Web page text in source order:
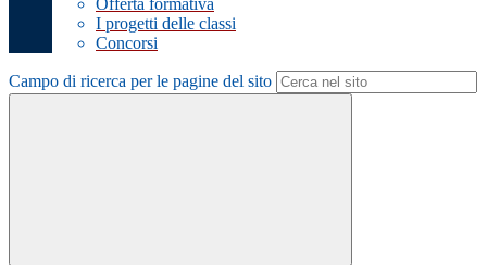
Offerta formativa
I progetti delle classi
Concorsi
Campo di ricerca per le pagine del sito